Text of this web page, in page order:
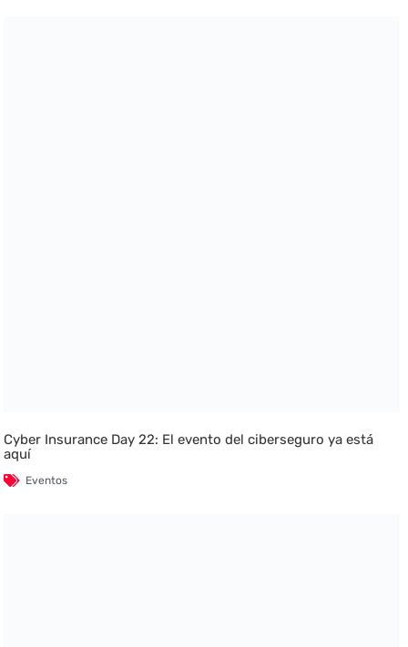
Cyber Insurance Day 22: El evento del ciberseguro ya está
aquí
Eventos